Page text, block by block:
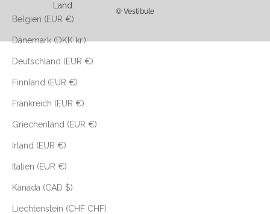
Land
Belgien (EUR €)
Dänemark (DKK kr.)
Deutschland (EUR €)
Finnland (EUR €)
Frankreich (EUR €)
Griechenland (EUR €)
Irland (EUR €)
Italien (EUR €)
Kanada (CAD $)
Liechtenstein (CHF CHF)
© Vestibule